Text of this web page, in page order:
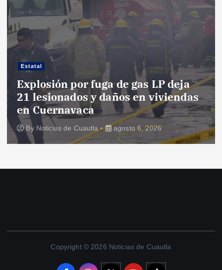
Estatal
Explosión por fuga de gas LP deja
21 lesionados y daños en viviendas
en Cuernavaca
By Noticias de Cuautla agosto 6, 2026
Copyright © 2026 Noticias de Cuautla